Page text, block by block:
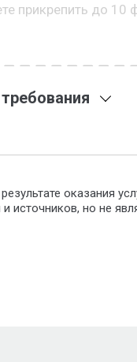
прикрепить до 10
оказания
источников, но не